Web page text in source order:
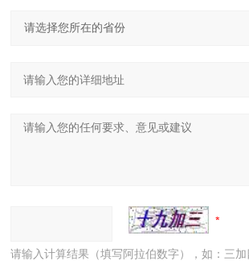
请输入计算结果（填写阿拉伯数字），如：三加